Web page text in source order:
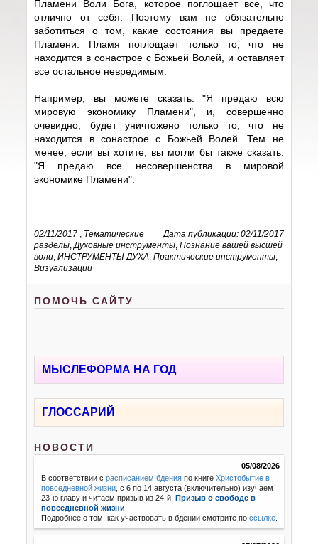
Пламени Воли Бога, которое поглощает все, что
отлично от себя. Поэтому вам не обязательно
заботиться о том, какие состояния вы предаете
Пламени. Пламя поглощает только то, что не
находится в сонастрое с Божьей Волей, и оставляет
все остальное невредимым.
Например, вы можете сказать: "Я предаю всю
мировую экономику Пламени", и, совершенно
очевидно, будет уничтожено только то, что не
находится в сонастрое с Божьей Волей. Тем не
менее, если вы хотите, вы могли бы также сказать:
"Я предаю все несовершенства в мировой
экономике Пламени".
02/11/2017 Дата публикации: 02/11/2017
Тематические
разделы ,Духовные инструменты ,Познание вашей высшей
воли ,ИНСТРУМЕНТЫ ДУХА ,Практические инструменты
Визуализации
ПОМОЧЬ САЙТУ
МЫСЛЕФОРМА НА ГОД
ГЛОССАРИЙ
НОВОСТИ
05/08/2026
В соответствии срасписанием бдения по книгеХристобытие в
повседневной жизни , с 6 по 14 августа (включительно) изучаем
23-ю главу и читаем призыв из 24-й:Призыв о свободе в
повседневной жизни
Подробнее о том, как участвовать в бдении смотрите поссылке